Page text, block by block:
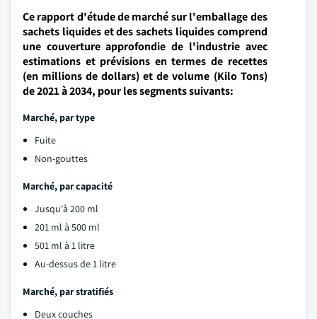
Ce rapport d'étude de marché sur l'emballage des
sachets liquides et des sachets liquides comprend
une couverture approfondie de l'industrie avec
estimations et prévisions en termes de recettes
(en millions de dollars) et de volume (Kilo Tons)
de 2021 à 2034, pour les segments suivants:
Marché, par type
Fuite
Non-gouttes
Marché, par capacité
Jusqu'à 200 ml
201 ml à 500 ml
501 ml à 1 litre
Au-dessus de 1 litre
Marché, par stratifiés
Deux couches